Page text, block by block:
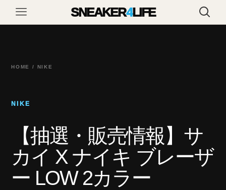
SNEAKER4LIFE
HOME / NIKE
NIKE
【抽選・販売情報】サ
カイ X ナイキ ブレーザ
ー LOW 2カラー